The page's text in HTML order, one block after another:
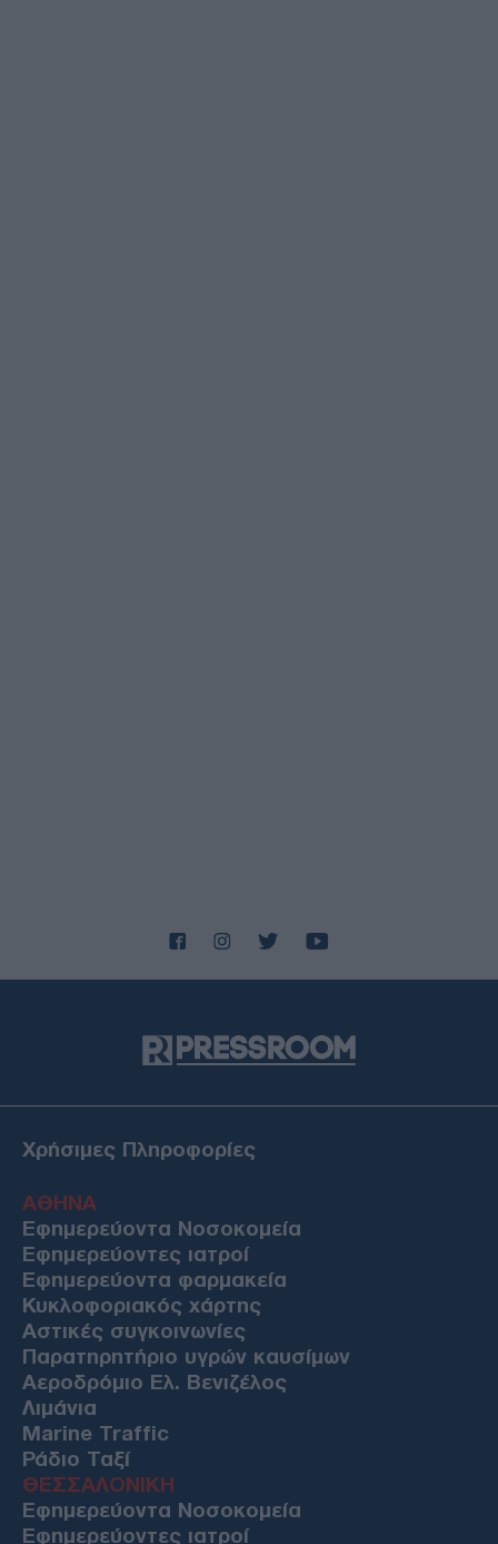
Χρήσιμες Πληροφορίες
ΑΘΗΝΑ
Εφημερεύοντα Νοσοκομεία
Εφημερεύοντες ιατροί
Εφημερεύοντα φαρμακεία
Κυκλοφοριακός χάρτης
Αστικές συγκοινωνίες
Παρατηρητήριο υγρών καυσίμων
Αεροδρόμιο Ελ. Βενιζέλος
Λιμάνια
Marine Traffic
Ράδιο Ταξί
ΘΕΣΣΑΛΟΝΙΚΗ
Εφημερεύοντα Νοσοκομεία
Εφημερεύοντες ιατροί